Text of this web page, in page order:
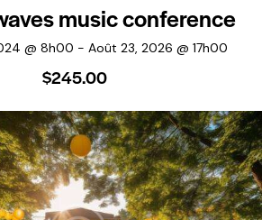
music conference
@ 8h00 - Août 23, 2026 @ 17h00
$245.00